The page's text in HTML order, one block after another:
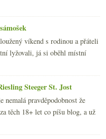
víkend s rodinou a přáteli
lyžovali, já si oběhl místní
Steeger St. Jost
nemalá pravděpodobnost že
těch 18+ let co píšu blog, a už